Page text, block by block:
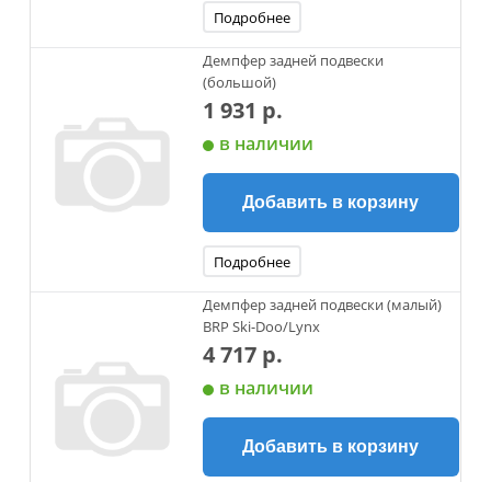
Подробнее
Демпфер задней подвески
(большой)
1 931 р.
в наличии
Добавить в корзину
Подробнее
Демпфер задней подвески (малый)
BRP Ski-Doo/Lynx
4 717 р.
в наличии
Добавить в корзину